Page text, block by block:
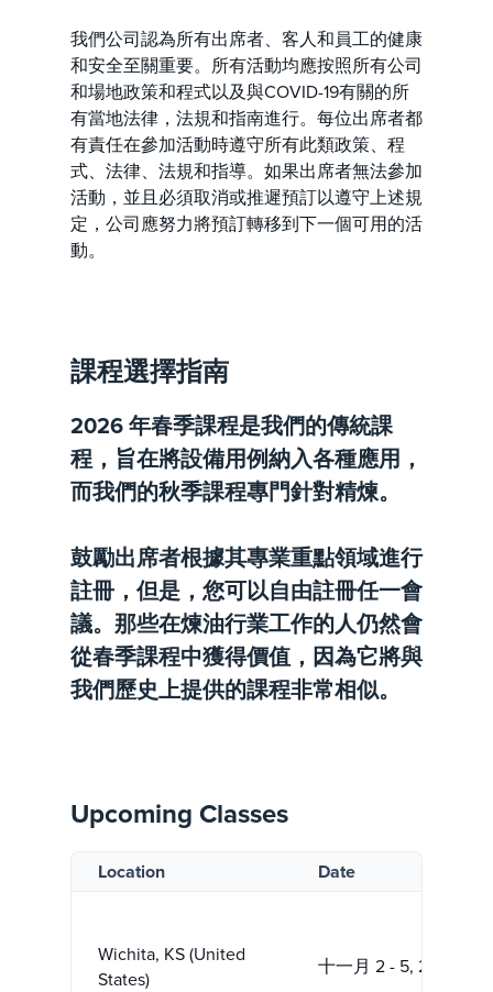
我們公司認為所有出席者、客人和員工的健康
和安全至關重要。所有活動均應按照所有公司
和場地政策和程式以及與COVID-19有關的所
有當地法律，法規和指南進行。每位出席者都
有責任在參加活動時遵守所有此類政策、程
式、法律、法規和指導。如果出席者無法參加
活動，並且必須取消或推遲預訂以遵守上述規
定，公司應努力將預訂轉移到下一個可用的活
動。
課程選擇指南
2026 年春季課程是我們的傳統課
程，旨在將設備用例納入各種應用，
而我們的秋季課程專門針對精煉。
鼓勵出席者根據其專業重點領域進行
註冊，但是，您可以自由註冊任一會
議。那些在煉油行業工作的人仍然會
從春季課程中獲得價值，因為它將與
我們歷史上提供的課程非常相似。
Upcoming Classes
Location
Wichita, KS (United
States)
Date
十一月 2 - 5, 2026